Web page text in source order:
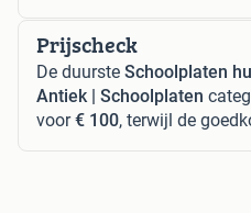
Prijscheck
De duurste Schoolplaten
Antiek | Schoolplaten
voor€ 100, terwijl de